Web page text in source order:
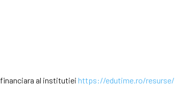
al institutiei https://edutime.ro/resurse/